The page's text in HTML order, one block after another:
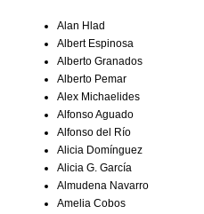
Alan Hlad
Albert Espinosa
Alberto Granados
Alberto Pemar
Alex Michaelides
Alfonso Aguado
Alfonso del Río
Alicia Domínguez
Alicia G. García
Almudena Navarro
Amelia Cobos